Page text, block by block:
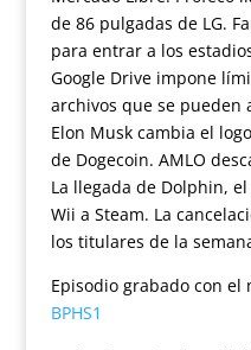
de 86 pulgadas de LG.
para entrar a los
Google Drive impone
archivos que se pueden
Elon Musk cambia el
de Dogecoin. AMLO
La llegada de Dolphin,
Wii a Steam. La
los titulares de la
Episodio grabado con el
BPHS1